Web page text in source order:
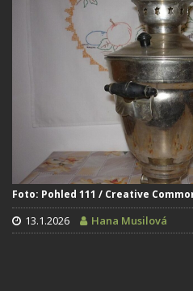
Foto: Pohled 111 / Creative
13.1.2026 Hana Musilová